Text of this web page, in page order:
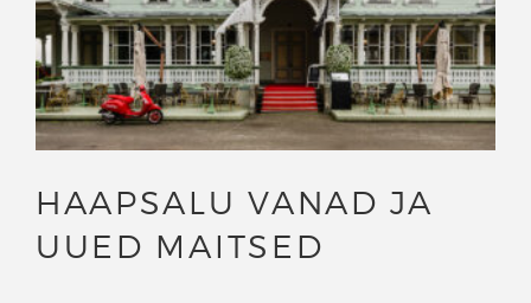
HAAPSALU VANAD JA
UUED MAITSED